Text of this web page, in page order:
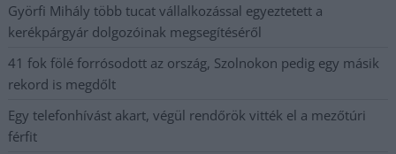
Györfi Mihály több tucat vállalkozással egyeztetett a
kerékpárgyár dolgozóinak megsegítéséről
41 fok fölé forrósodott az ország, Szolnokon pedig egy másik
rekord is megdőlt
Egy telefonhívást akart, végül rendőrök vitték el a mezőtúri
férfit